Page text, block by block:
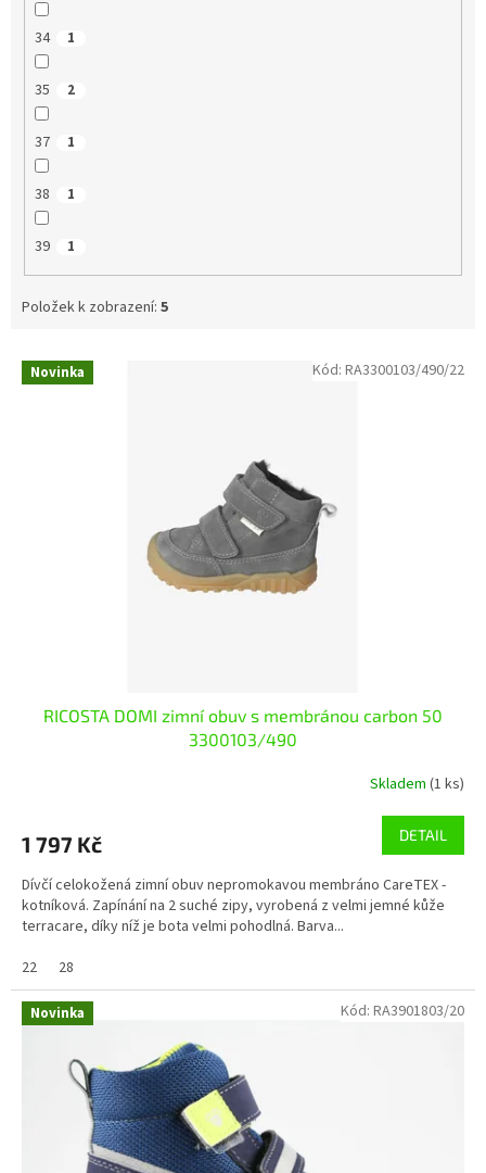
34 1
35 2
37 1
38 1
39 1
Položek k zobrazení: 5
V Novinka
RICOSTA DOMI zimní obuv s membránou carbon 50
3300103/490
Skladem (1 ks)
1 797 Kč DETAIL
Dívčí celokožená zimní obuv nepromokavou membráno CareTEX -
kotníková. Zapínání na 2 suché zipy, vyrobená z velmi jemné kůže
terracare, díky níž je bota velmi pohodlná. Barva...
22
28
Kód: RA3300103/490/22
Novinka Kód: RA3901803/20